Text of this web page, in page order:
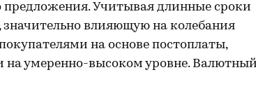
Учитывая длинные сроки
значительно влияющую на колебания
на основе постоплаты,
на умеренно-высоком уровне.